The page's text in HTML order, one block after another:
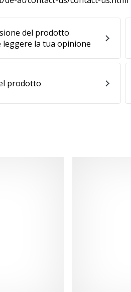
del prodotto
del prodotto
leggere la tua opinione
prodotto